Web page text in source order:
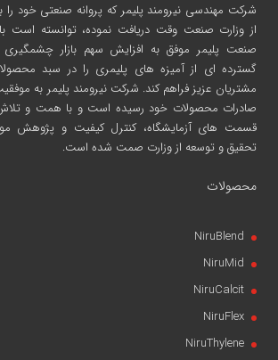
شرکت مهندسی نیرومند پلیمر
از وزارت صنعت وقت دریافت نموده، توانسته است
صنعت پلیمر موفق به افزایش سهم بازار
گسترده ای از آمیزه های پلیمری را در سبد
مشتریان عزیز فراهم کند. شرکت نیرومند پلیمر به
صادرات محصولات خود رسیده است و با همت و
قسمت های آزمایشگاه، کنترل کیفیت و پژوهش
تحقیق و توسعه از وزارت صمت شده است.
محصولات
NiruBlend
NiruMid
NiruCalcit
NiruFlex
NiruThylene